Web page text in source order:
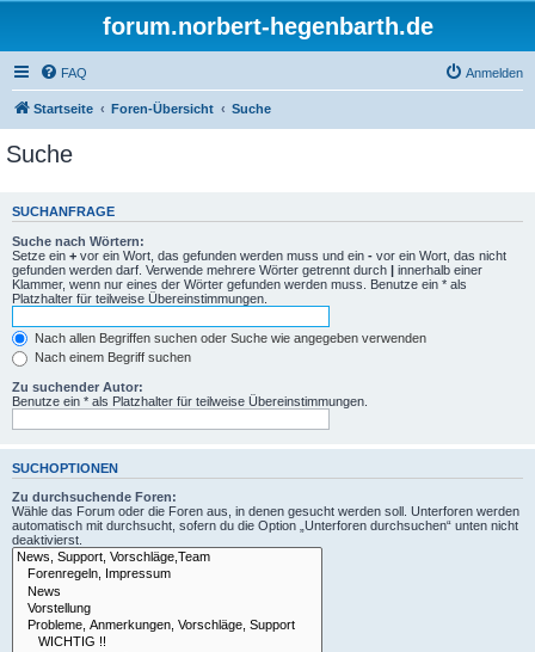
forum.norbert-hegenbarth.de
FAQ Anmelden
Startseite Foren-Übersicht Suche
Suche
SUCHANFRAGE
Suche nach Wörtern:
Setze ein + vor ein Wort, das gefunden werden muss und ein - vor ein Wort, das nicht
gefunden werden darf. Verwende mehrere Wörter getrennt durch | innerhalb einer
Klammer, wenn nur eines der Wörter gefunden werden muss. Benutze ein * als
Platzhalter für teilweise Übereinstimmungen.
Nach allen Begriffen suchen oder Suche wie angegeben verwenden
Nach einem Begriff suchen
Zu suchender Autor:
Benutze ein * als Platzhalter für teilweise Übereinstimmungen.
SUCHOPTIONEN
Zu durchsuchende Foren:
Wähle das Forum oder die Foren aus, in denen gesucht werden soll. Unterforen werden
automatisch mit durchsucht, sofern du die Option „Unterforen durchsuchen“ unten nicht
deaktivierst.